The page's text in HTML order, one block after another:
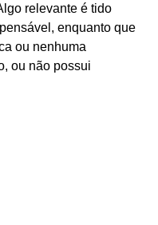
relevante é tido
enquanto que
ou nenhuma
ou não possui